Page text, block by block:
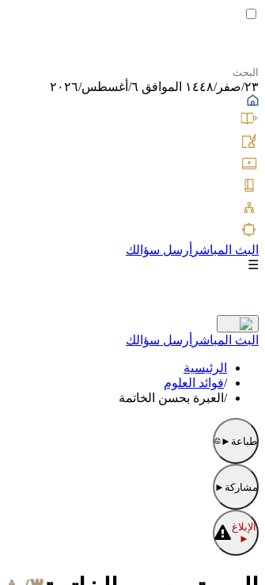
٢٣/صفر/١٤٤٨ الموافق ٦/أغسطس/٢٠٢٦
البث المباشر أرسل سؤالك
☰
البث المباشر أرسل سؤالك
الرئيسية
/فوائد العلوم
/ العبرة بحسن الخاتمة
طباعة ►
مشاركة ►
الإبلاغ
►